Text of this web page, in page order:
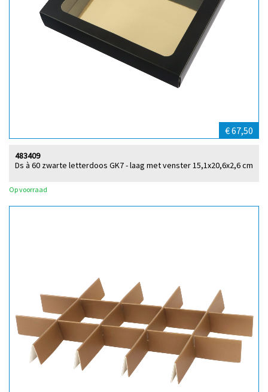
€ 67,50
Ds à 60 zwarte letterdoos GK7 - laag met venster 15,1x20,6x2,6 cm
483409
Op voorraad